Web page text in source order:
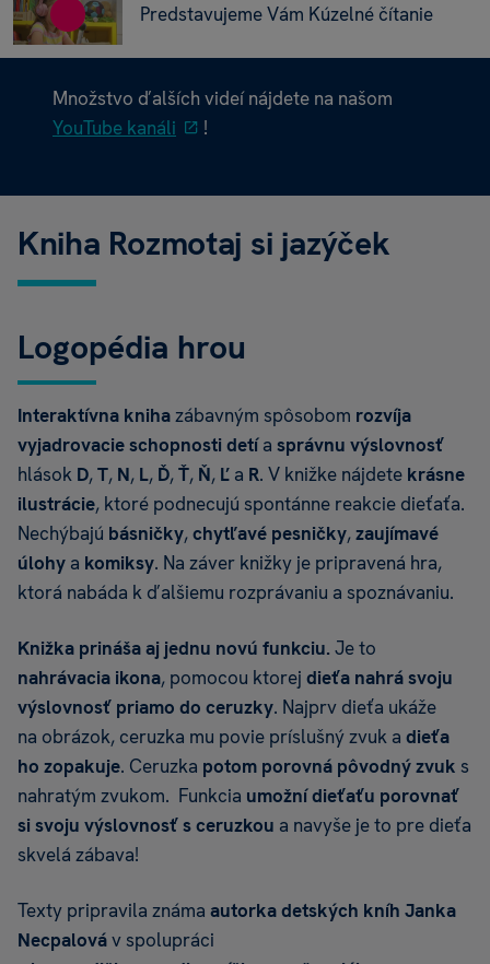
Predstavujeme Vám Kúzelné čítanie
Množstvo ďalších videí nájdete na našom
YouTube kanáli
!
Kniha Rozmotaj si jazýček
Logopédia hrou
Interaktívna knihazábavným spôsobom rozvíja
vyjadrovacie schopnosti detía správnu výslovnosť
hlások D,T, N, L, Ď,Ť, Ň, Ľ a R. V knižke nájdete krásne
ilustrácie, ktoré podnecujú spontánne reakcie dieťaťa.
Nechýbajú básničky,chytľavé pesničky,zaujímavé
úlohy a komiksy. Na záver knižky je pripravená hra,
ktorá nabáda k ďalšiemu rozprávaniu a spoznávaniu.
Knižka prináša aj jednu novú funkciu. Je to
nahrávacia ikona, pomocou ktorej dieťa nahrá svoju
výslovnosť priamo do ceruzky. Najprv dieťa ukáže
na obrázok, ceruzka mu povie príslušný zvuk a dieťa
ho zopakuje. Ceruzka potom porovná pôvodný zvuk s
nahratým zvukom. Funkcia umožní dieťaťu porovnať
si svoju výslovnosť s ceruzkou a navyše je to pre dieťa
skvelá zábava!
Texty pripravila známa autorka detských kníh Janka
Necpalováv spolupráci